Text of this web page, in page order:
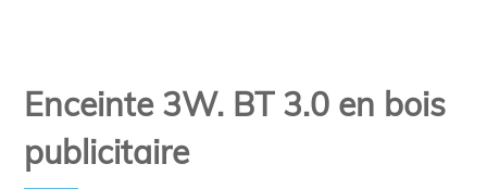
Enceinte 3W. BT 3.0 en bois
publicitaire